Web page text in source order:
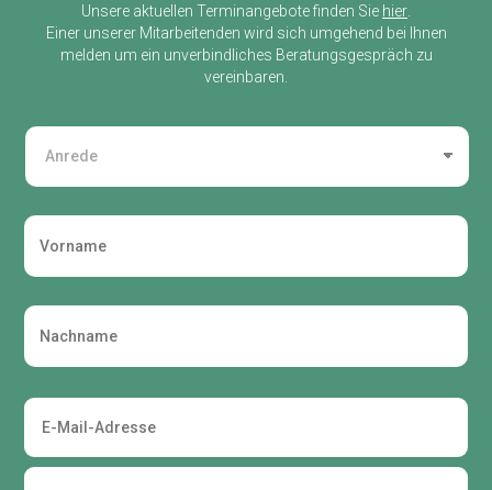
Unsere aktuellen Terminangebote finden Sie hier
Einer unserer Mitarbeitenden wird sich umgehend bei Ihnen
melden um ein unverbindliches Beratungsgespräch zu
vereinbaren.
Vorspann
Vorname
E-
Mail-
Adresse
Telefon